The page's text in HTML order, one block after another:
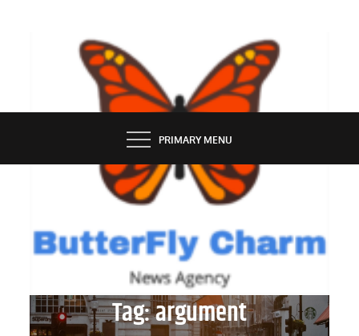
BUTTERFLY CHARM
PRIMARY MENU
Tag:argument